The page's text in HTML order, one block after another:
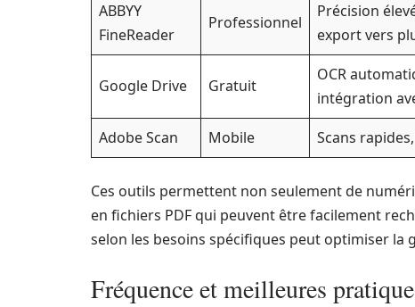
ABBYY
FineReader
Professionnel
Précision
export vers
Google Drive Gratuit
OCR
intégration
Adobe Scan
Mobile Scans
Ces outils permettent non seulement de
en fichiers PDF qui peuvent être facilement
selon les besoins spécifiques peut optimiser la
Fréquence et meilleures